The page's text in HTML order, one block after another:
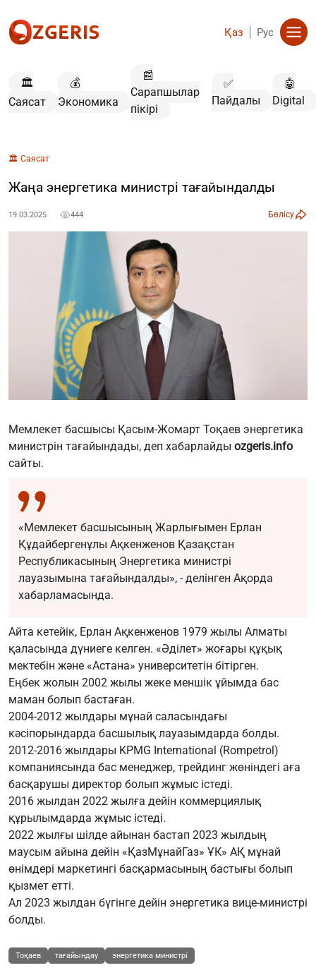
Қаз Рус
🏛️
Саясат
💰
Экономика
📰
Сарапшылар
пікірі
✅
Пайдалы
🤖
Digital
🏛️ Саясат
Жаңа энергетика министрі тағайындалды
19.03.2025 444 Бөлісу
Мемлекет басшысы Қасым-Жомарт Тоқаев энергетика
министрін тағайындады, деп хабарлайды ozgeris.info
сайты.
«Мемлекет басшысының Жарлығымен Ерлан
Құдайбергенұлы Ақкенженов Қазақстан
Республикасының Энергетика министрі
лауазымына тағайындалды», - делінген Ақорда
хабарламасында.
Айта кетейік, Ерлан Ақкенженов 1979 жылы Алматы
қаласында дүниеге келген. «Әділет» жоғары құқық
мектебін және «Астана» университетін бітірген.
Еңбек жолын 2002 жылы жеке меншік ұйымда бас
маман болып бастаған.
2004-2012 жылдары мұнай саласындағы
кәсіпорындарда басшылық лауазымдарда болды.
2012-2016 жылдары KPMG International (Rompetrol)
компаниясында бас менеджер, трейдинг жөніндегі аға
басқарушы директор болып жұмыс істеді.
2016 жылдан 2022 жылға дейін коммерциялық
құрылымдарда жұмыс істеді.
2022 жылғы шілде айынан бастап 2023 жылдың
маусым айына дейін «ҚазМұнайГаз» ҰК» АҚ мұнай
өнімдері маркетингі басқармасының бастығы болып
қызмет етті.
Ал 2023 жылдан бүгінге дейін энергетика вице-министрі
болды.
Тоқаев тағайындау энергетика министрі